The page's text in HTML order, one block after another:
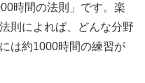
時間の法則」です。楽
則によれば、どんな分野
は約1000時間の練習が